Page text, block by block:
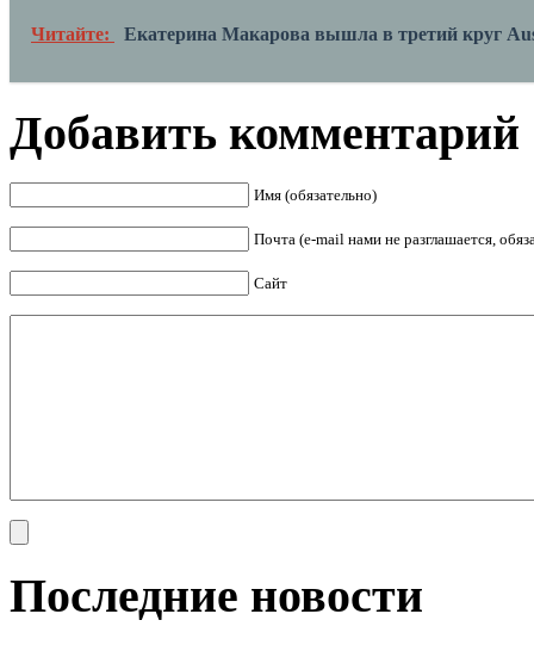
Читайте: Екатерина Макарова вышла в третий круг
Добавить комментарий
Имя (обязательно)
Почта (e-mail нами не разглашается,
Сайт
Последние новости